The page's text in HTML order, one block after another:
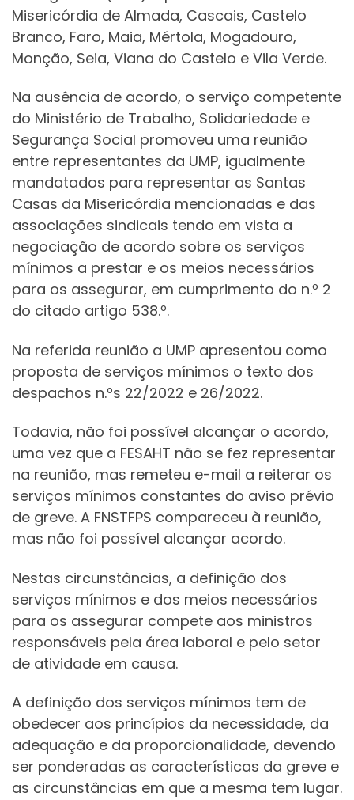
Misericórdia de Almada, Cascais, Castelo
Branco, Faro, Maia, Mértola, Mogadouro,
Monção, Seia, Viana do Castelo e Vila Verde.
Na ausência de acordo, o serviço competente
do Ministério de Trabalho, Solidariedade e
Segurança Social promoveu uma reunião
entre representantes da UMP, igualmente
mandatados para representar as Santas
Casas da Misericórdia mencionadas e das
associações sindicais tendo em vista a
negociação de acordo sobre os serviços
mínimos a prestar e os meios necessários
para os assegurar, em cumprimento do n.º 2
do citado artigo 538.º.
Na referida reunião a UMP apresentou como
proposta de serviços mínimos o texto dos
despachos n.ºs 22/2022 e 26/2022.
Todavia, não foi possível alcançar o acordo,
uma vez que a FESAHT não se fez representar
na reunião, mas remeteu e-mail a reiterar os
serviços mínimos constantes do aviso prévio
de greve. A FNSTFPS compareceu à reunião,
mas não foi possível alcançar acordo.
Nestas circunstâncias, a definição dos
serviços mínimos e dos meios necessários
para os assegurar compete aos ministros
responsáveis pela área laboral e pelo setor
de atividade em causa.
A definição dos serviços mínimos tem de
obedecer aos princípios da necessidade, da
adequação e da proporcionalidade, devendo
ser ponderadas as características da greve e
as circunstâncias em que a mesma tem lugar.